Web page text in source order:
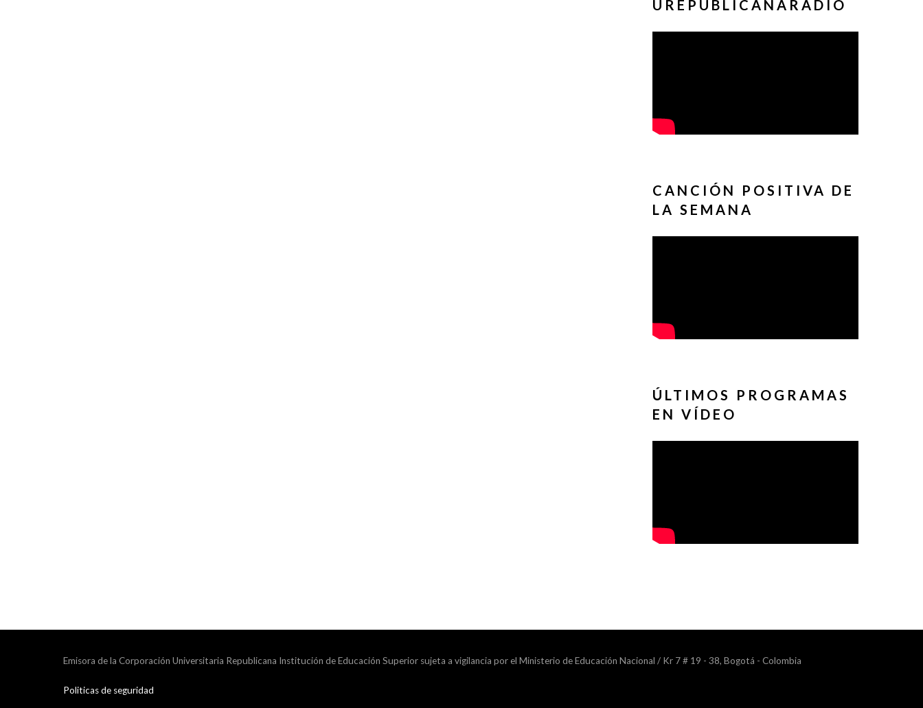
UREPUBLICANARADIO
CANCIÓN POSITIVA DE
LA SEMANA
ÚLTIMOS PROGRAMAS
EN VÍDEO
Emisora de la Corporación Universitaria Republicana Institución de Educación Superior sujeta a vigilancia por el Ministerio de Educación Nacional / Kr 7 # 19 - 38, Bogotá - Colombia
Politicas de seguridad